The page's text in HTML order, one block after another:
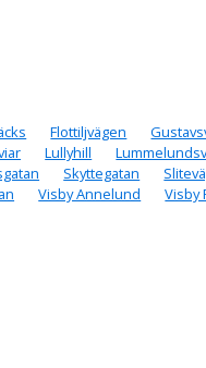
Flottiljvägen
Lullyhill
Skyttegatan
Visby Annelund Visby